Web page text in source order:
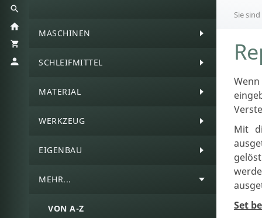
MASCHINEN
SCHLEIFMITTEL
MATERIAL
WERKZEUG
EIGENBAU
MEHR...
VON A-Z
Sie
Mit
Set